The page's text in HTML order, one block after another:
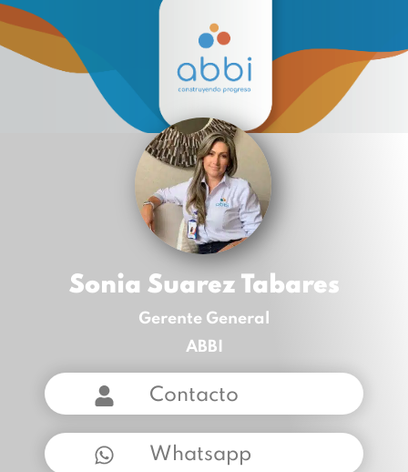
Sonia Suarez Tabares
Gerente General
ABBI
Contacto
Whatsapp